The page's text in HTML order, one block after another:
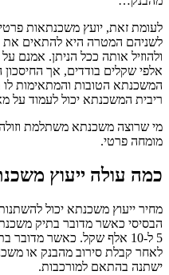
לעומת זאת, יועץ משכנתאות
לשניהם המטרה היא להתאים את
ולהוזיל אותה ככל הניתן. אמנם
אלפי שקלים בודדים, אך
המשכנתא הטובות והמתאימות
ריבית המשכנתא יכול לעמוד על
מי שרוצה משכנתא משתלמת
מומחה פרטי.
כמה עולה ייעוץ
מחיר ייעוץ משכנתא יכול
הבסיסי כאשר מדובר בתיק
5 ל-10 אלף שקל. כאשר
לאחר קבלת סירוב מהבנק או
ישתנה בהתאם למורכבות.